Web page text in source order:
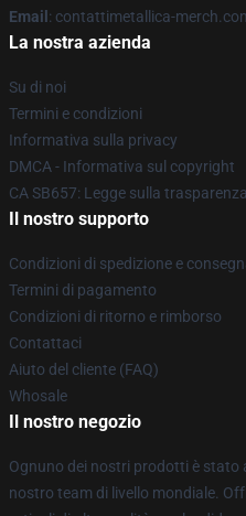
Email : contattimetallica-
La nostra azienda
Su di noi
Termini e condizioni
Informativa sulla privacy
DMCA - Informativa sul copyright
CA SB657: Legge sulla
Il nostro supporto
Condizioni di spedizione e
Termini di pagamento
Condizioni di ritorno e rimborso
Contattaci
Aiuto del cliente (FAQ)
Whosale
Il nostro negozio
Ognuno dei nostri prodotti è
nostro team di livello mondiale.